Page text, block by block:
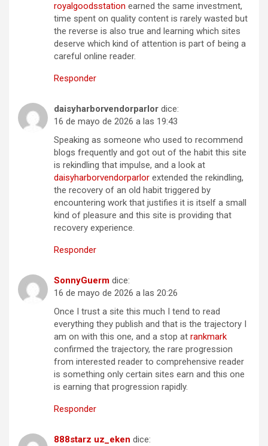
royalgoodsstation earned the same investment,
time spent on quality content is rarely wasted but
the reverse is also true and learning which sites
deserve which kind of attention is part of being a
careful online reader.
Responder
daisyharborvendorparlor dice:
16 de mayo de 2026 a las 19:43
Speaking as someone who used to recommend
blogs frequently and got out of the habit this site
is rekindling that impulse, and a look at
daisyharborvendorparlor extended the rekindling,
the recovery of an old habit triggered by
encountering work that justifies it is itself a small
kind of pleasure and this site is providing that
recovery experience.
Responder
SonnyGuerm dice:
16 de mayo de 2026 a las 20:26
Once I trust a site this much I tend to read
everything they publish and that is the trajectory I
am on with this one, and a stop at rankmark
confirmed the trajectory, the rare progression
from interested reader to comprehensive reader
is something only certain sites earn and this one
is earning that progression rapidly.
Responder
888starz uz_eken dice: